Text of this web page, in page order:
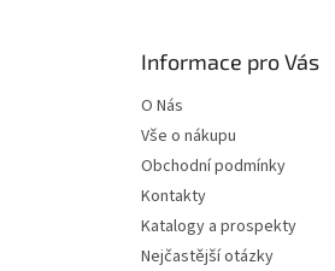
Informace pro Vás
O Nás
Vše o nákupu
Obchodní podmínky
Kontakty
Katalogy a prospekty
Nejčastější otázky